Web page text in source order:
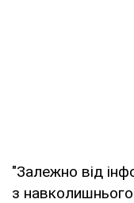
"Залежно від
з